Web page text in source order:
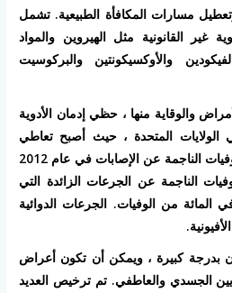
مسارات المكافأة الطبيعية. تشمل
غير القانونية مثل الهيروين والمواد
والأوكسيكونتين والبركوسيت
والوقاية منها ، حظي إدمان الأدوية
الولايات المتحدة ، حيث أصبح تعاطي
المخدرات السبب الرئيسي للوفيات الناجمة عن الإصابات في عام 2012
الوفيات الناجمة عن الجرعات الزائدة التي
على الأدوية و 71.3 في المائة من الوفيات. الجرعات الدوائية
بدرجة كبيرة ، ويمكن أن تكون أعراض
الجسدي والعاطفي. تم ترخيص العديد